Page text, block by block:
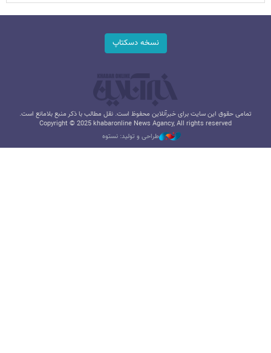
نسخه دسکتاپ
تمامی حقوق این سایت برای خبرآنلاین محفوظ است. نقل مطالب با ذکر منبع بلامانع است.
Copyright © 2025 khabaronline News Agancy, All rights reserved
طراحی و تولید: نستوه